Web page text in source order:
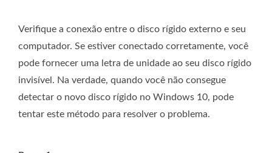
Verifique a conexão entre o disco rígido externo e seu
computador. Se estiver conectado corretamente, você
pode fornecer uma letra de unidade ao seu disco rígido
invisível. Na verdade, quando você não consegue
detectar o novo disco rígido no Windows 10, pode
tentar este método para resolver o problema.